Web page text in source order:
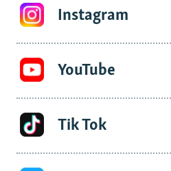
Instagram
YouTube
Tik Tok